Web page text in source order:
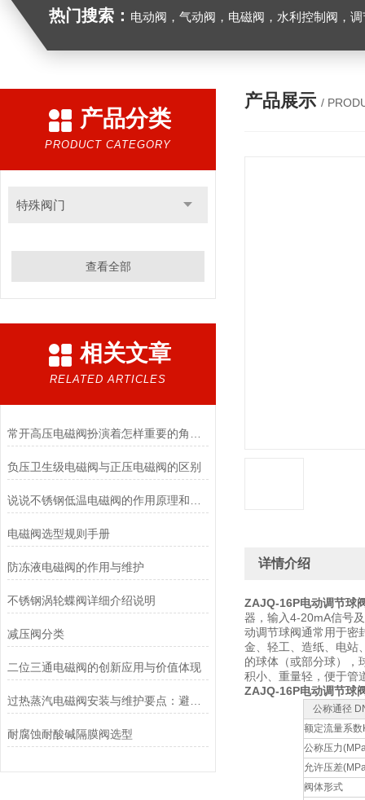
热门搜索： 电动阀，气动阀，电磁阀，水利控制阀，调节
产品分类
PRODUCT CATEGORY
特殊阀门
查看全部
相关文章
RELATED ARTICLES
负压卫生级电磁阀与正压电磁阀的区别
电磁阀选型规则手册
防冻液电磁阀的作用与维护
不锈钢涡轮蝶阀详细介绍说明
减压阀分类
二位三通电磁阀的创新应用与价值体现
耐腐蚀耐酸碱隔膜阀选型
产品展示 /
详情介绍
ZAJQ-16P电动调节球
器，输入4-20mA信号
动调节球阀通常用于密
金、轻工、造纸、电站
的球体（或部分球），
积小、重量轻，便于管
ZAJQ-16P电动调节球
公称通径
额定流量系数
公称压力
允许压差
阀体形式